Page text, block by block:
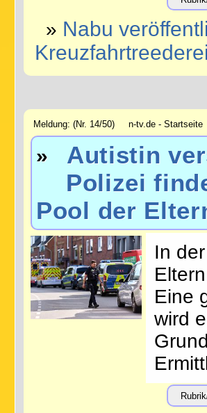
» Nabu
Meldung: (Nr. 14/50) n-tv.de - Startseite
» Autistin
Polizei
Pool der
In
Eine
wird